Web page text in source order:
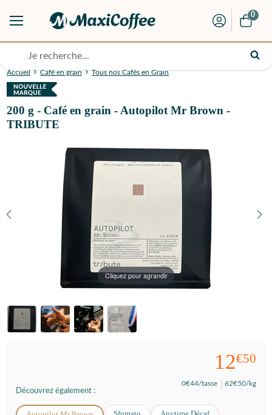
0
Accueil Café en grain Tous nos Cafés en Grain
200 g - Café en grain - Autopilot Mr Brown -
TRIBUTE
Cliquez pour agrandir
12€50
0€44/tasse 62€50/kg
Découvrez également :